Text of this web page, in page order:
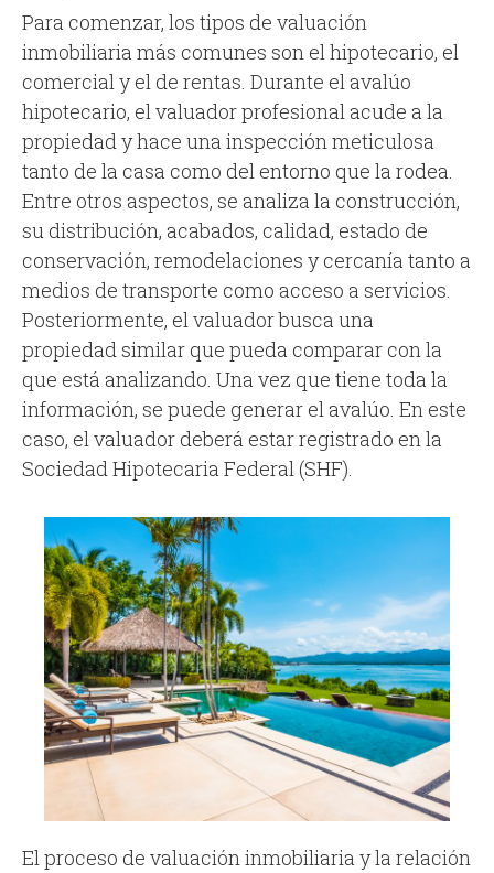
Para comenzar, los tipos de valuación
inmobiliaria más comunes son el hipotecario, el
comercial y el de rentas. Durante el avalúo
hipotecario, el valuador profesional acude a la
propiedad y hace una inspección meticulosa
tanto de la casa como del entorno que la rodea.
Entre otros aspectos, se analiza la construcción,
su distribución, acabados, calidad, estado de
conservación, remodelaciones y cercanía tanto a
medios de transporte como acceso a servicios.
Posteriormente, el valuador busca una
propiedad similar que pueda comparar con la
que está analizando. Una vez que tiene toda la
información, se puede generar el avalúo. En este
caso, el valuador deberá estar registrado en la
Sociedad Hipotecaria Federal (SHF).
El proceso de valuación inmobiliaria y la relación